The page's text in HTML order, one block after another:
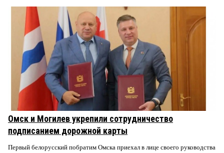
Омск и Могилев укрепили сотрудничество
подписанием дорожной карты
Первый белорусский побратим Омска приехал в лице своего руководства